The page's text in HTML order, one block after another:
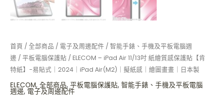
首頁 /全部商品 / 電子及周邊配件 /智能手錶、手機及平板電腦週
邊 /平板電腦保護貼 / ELECOM – iPad Air 11/13吋 紙繪質感保護貼【肯
特紙】-易貼式｜2024｜iPad Air(M2)｜擬紙感｜繪圖畫畫｜日本製
ELECOM,全部商品,平板電腦保護貼,智能手錶、手機及平板電腦
週邊, 電子及周邊配件
｜
擬
感
｜
繪
畫